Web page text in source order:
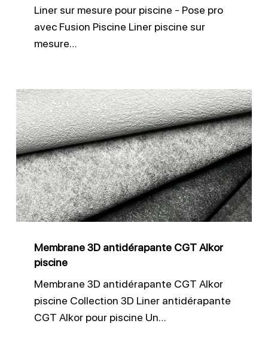
Liner sur mesure pour piscine - Pose pro
avec Fusion Piscine Liner piscine sur
mesure…
Membrane
3D
antidérapante
CGT
Alkor
piscine
Membrane 3D antidérapante CGT Alkor
piscine
Membrane 3D antidérapante CGT Alkor
piscine Collection 3D Liner antidérapante
CGT Alkor pour piscine Un…